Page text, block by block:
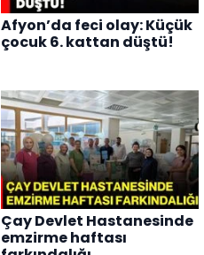
Afyon’da feci olay: Küçük
çocuk 6. kattan düştü!
Çay Devlet Hastanesinde
emzirme haftası